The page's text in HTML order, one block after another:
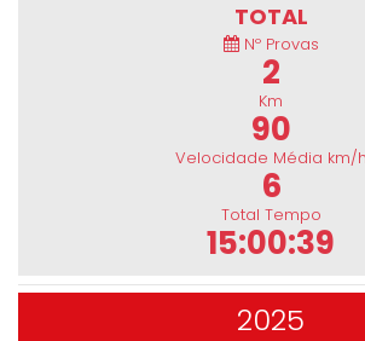
TOTAL
Nº Provas
2
Km
90
Velocidade Média km/h
6
Total Tempo
15:00:39
2025